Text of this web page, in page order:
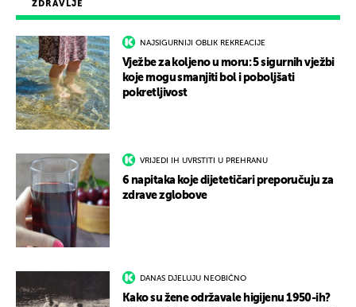
ZDRAVLJE
NAJSIGURNIJI OBLIK REKREACIJE
Vježbe za koljeno u moru: 5 sigurnih vježbi
koje mogu smanjiti bol i poboljšati
pokretljivost
VRIJEDI IH UVRSTITI U PREHRANU
6 napitaka koje dijetetičari preporučuju za
zdrave zglobove
DANAS DJELUJU NEOBIČNO
Kako su žene održavale higijenu 1950-ih?